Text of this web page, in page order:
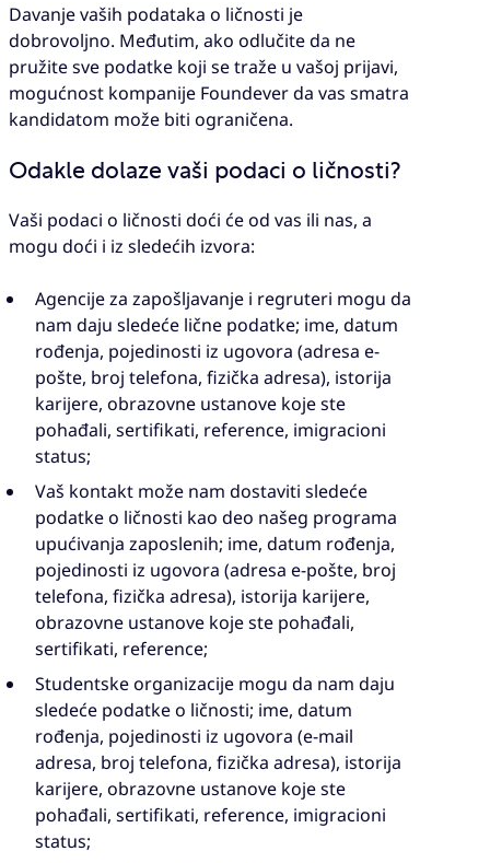
Davanje vaših podataka o ličnosti je
dobrovoljno. Međutim, ako odlučite da ne
pružite sve podatke koji se traže u vašoj prijavi,
mogućnost kompanije Foundever da vas smatra
kandidatom može biti ograničena.
Odakle dolaze vaši podaci o ličnosti?
Vaši podaci o ličnosti doći će od vas ili nas, a
mogu doći i iz sledećih izvora:
Agencije za zapošljavanje i regruteri mogu da
nam daju sledeće lične podatke; ime, datum
rođenja, pojedinosti iz ugovora (adresa e-
pošte, broj telefona, fizička adresa), istorija
karijere, obrazovne ustanove koje ste
pohađali, sertifikati, reference, imigracioni
status;
Vaš kontakt može nam dostaviti sledeće
podatke o ličnosti kao deo našeg programa
upućivanja zaposlenih; ime, datum rođenja,
pojedinosti iz ugovora (adresa e-pošte, broj
telefona, fizička adresa), istorija karijere,
obrazovne ustanove koje ste pohađali,
sertifikati, reference;
Studentske organizacije mogu da nam daju
sledeće podatke o ličnosti; ime, datum
rođenja, pojedinosti iz ugovora (e-mail
adresa, broj telefona, fizička adresa), istorija
karijere, obrazovne ustanove koje ste
pohađali, sertifikati, reference, imigracioni
status;